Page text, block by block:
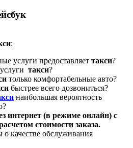
:
услуги предоставляет такси?
такси?
только комфортабельные авто?
быстрее всего дозвониться?
наибольшая вероятность
интернет (в режиме онлайн) с
стоимости заказа.
качестве обслуживания